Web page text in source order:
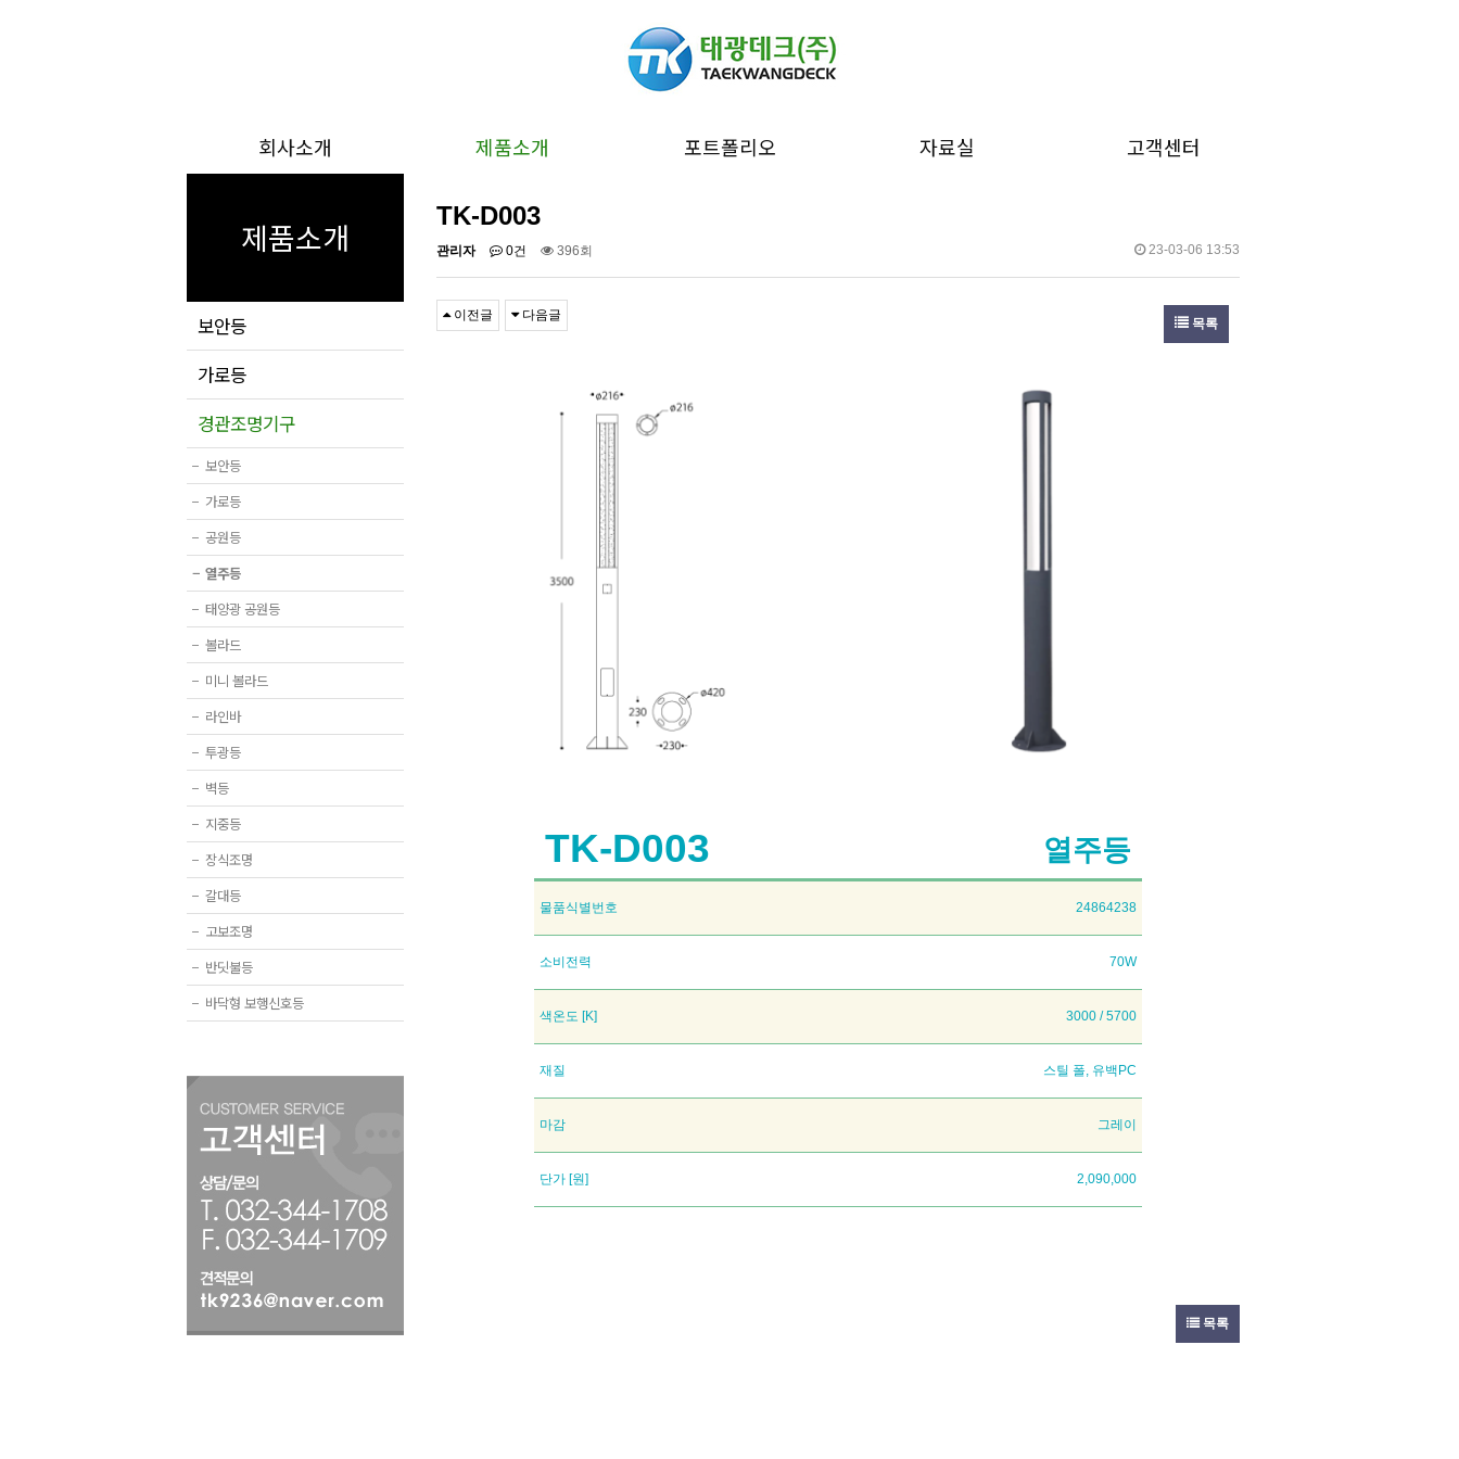
회사소개 제품소개 포트폴리오 자료실 고객센터
제품소개
보안등
가로등
경관조명기구
− 보안등
− 가로등
− 공원등
− 열주등
− 태양광 공원등
− 볼라드
− 미니 볼라드
− 라인바
− 투광등
− 벽등
− 지중등
− 장식조명
− 갈대등
− 고보조명
− 반딧불등
− 바닥형 보행신호등
TK-D003
관리자 0건 396회 23-03-06 13:53
이전글 다음글
목록
TK-D003 열주등
물품식별번호 24864238
소비전력 70W
색온도 [K] 3000 / 5700
재질 스틸 폴, 유백PC
마감 그레이
단가 [원] 2,090,000
목록